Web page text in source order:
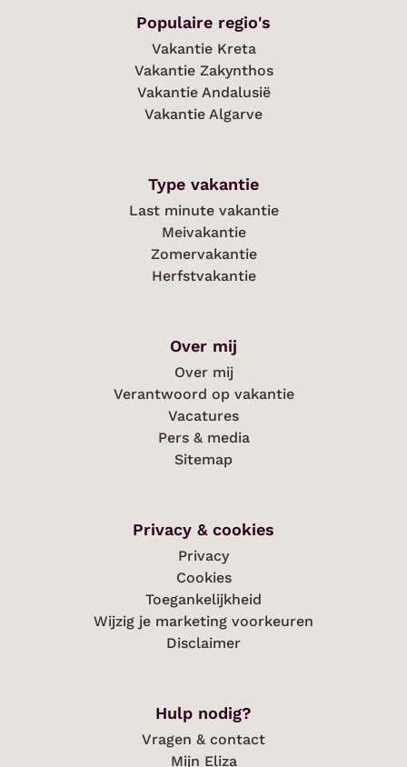
Populaire regio's
Vakantie Kreta
Vakantie Zakynthos
Vakantie Andalusië
Vakantie Algarve
Type vakantie
Last minute vakantie
Meivakantie
Zomervakantie
Herfstvakantie
Over mij
Over mij
Verantwoord op vakantie
Vacatures
Pers & media
Sitemap
Privacy & cookies
Privacy
Cookies
Toegankelijkheid
Wijzig je marketing voorkeuren
Disclaimer
Hulp nodig?
Vragen & contact
Mijn Eliza